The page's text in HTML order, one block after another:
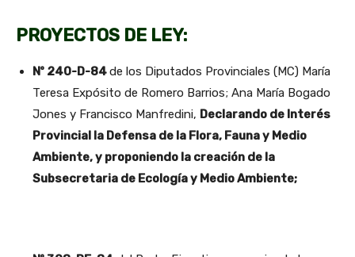
PROYECTOS DE LEY:
Nº 240-D-84de los Diputados Provinciales (MC) María
Teresa Expósito de Romero Barrios; Ana María Bogado
Jones y Francisco Manfredini, Declarando de Interés
Provincial la Defensa de la Flora, Fauna y Medio
Ambiente, y proponiendo la creación de la
Subsecretaria de Ecología y Medio Ambiente;